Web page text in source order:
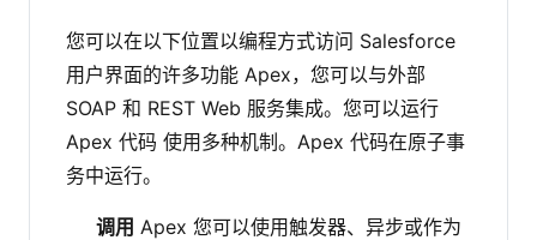
您可以在以下位置以编程方式访问 Salesforce
用户界面的许多功能 Apex，您可以与外部
SOAP 和 REST Web 服务集成。您可以运行
Apex 代码 使用多种机制。Apex 代码在原子事
务中运行。
调用 Apex 您可以使用触发器、异步或作为